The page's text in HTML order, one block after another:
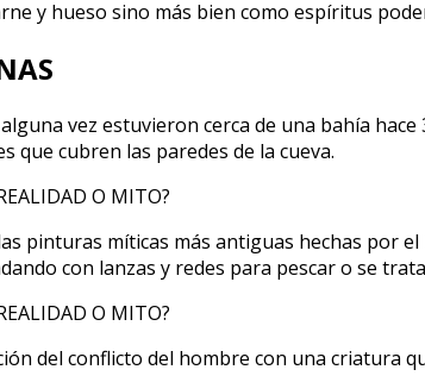
y hueso sino más bien como espíritus
vez estuvieron cerca de una bahía
que cubren las paredes de la cueva.
pinturas míticas más antiguas hechas por
con lanzas y redes para pescar o se
del conflicto del hombre con una criatura